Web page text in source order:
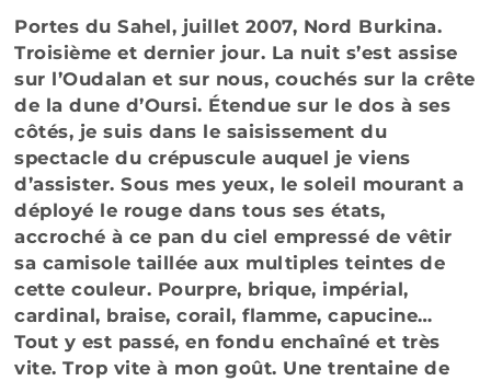
Portes du Sahel, juillet 2007, Nord Burkina.
Troisième et dernier jour. La nuit s’est assise
sur l’Oudalan et sur nous, couchés sur la crête
de la dune d’Oursi. Étendue sur le dos à ses
côtés, je suis dans le saisissement du
spectacle du crépuscule auquel je viens
d’assister. Sous mes yeux, le soleil mourant a
déployé le rouge dans tous ses états,
accroché à ce pan du ciel empressé de vêtir
sa camisole taillée aux multiples teintes de
cette couleur. Pourpre, brique, impérial,
cardinal, braise, corail, flamme, capucine…
Tout y est passé, en fondu enchaîné et très
vite. Trop vite à mon goût. Une trentaine de